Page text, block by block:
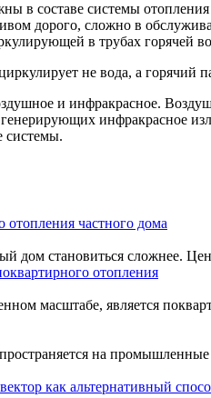
в составе системы
дорого, сложно в
в трубах горячей
не вода, а горячий
и инфракрасное.
инфракрасное
системы.
отопления частного дома
становиться сложнее.
отопления
масштабе, является
на
как альтернативный